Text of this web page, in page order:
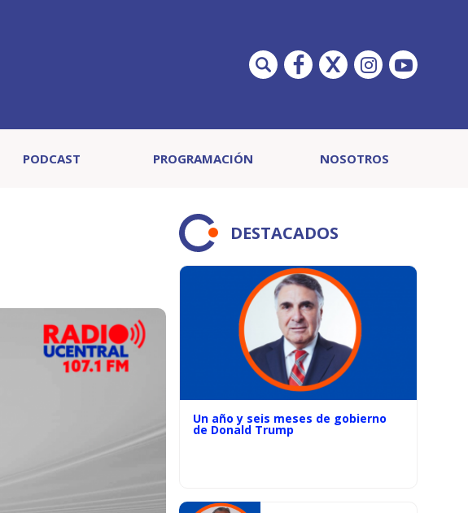
PODCAST PROGRAMACIÓN NOSOTROS
DESTACADOS
Un año y seis meses de gobierno
de Donald Trump